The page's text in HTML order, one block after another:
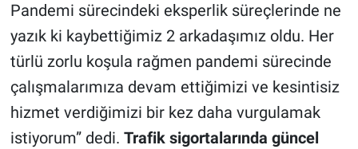
Pandemi sürecindeki eksperlik süreçlerinde ne
yazık ki kaybettiğimiz 2 arkadaşımız oldu. Her
türlü zorlu koşula rağmen pandemi sürecinde
çalışmalarımıza devam ettiğimizi ve kesintisiz
hizmet verdiğimizi bir kez daha vurgulamak
istiyorum” dedi. Trafik sigortalarında güncel